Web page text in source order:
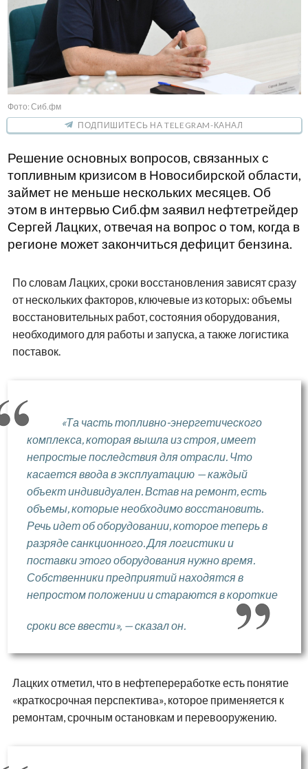
Фото: Сиб.фм
ПОДПИШИТЕСЬ НА TELEGRAM-КАНАЛ
Решение основных вопросов, связанных с
топливным кризисом в Новосибирской области,
займет не меньше нескольких месяцев. Об
этом в интервью Сиб.фм заявил нефтетрейдер
Сергей Лацких, отвечая на вопрос о том, когда в
регионе может закончиться дефицит бензина.
По словам Лацких, сроки восстановления зависят сразу
от нескольких факторов, ключевые из которых: объемы
восстановительных работ, состояния оборудования,
необходимого для работы и запуска, а также логистика
поставок.
«Та часть топливно-энергетического
комплекса, которая вышла из строя, имеет
непростые последствия для отрасли. Что
касается ввода в эксплуатацию — каждый
объект индивидуален. Встав на ремонт, есть
объемы, которые необходимо восстановить.
Речь идет об оборудовании, которое теперь в
разряде санкционного. Для логистики и
поставки этого оборудования нужно время.
Собственники предприятий находятся в
непростом положении и стараются в короткие
сроки все ввести», — сказал он.
Лацких отметил, что в нефтепереработке есть понятие
«краткосрочная перспектива», которое применяется к
ремонтам, срочным остановкам и перевооружению.